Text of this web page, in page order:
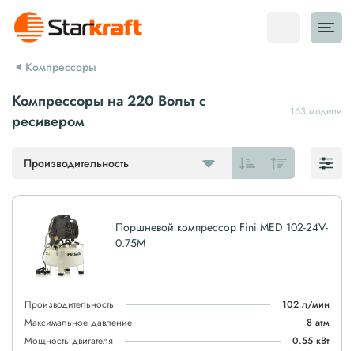
Компрессоры
Компрессоры на 220 Вольт с
ресивером
163 модели
Производительность
Поршневой компрессор Fini MED 102-24V-
0.75M
Производительность
102 л/мин
Максимальное давление
8 атм
Мощность двигателя
0.55 кВт